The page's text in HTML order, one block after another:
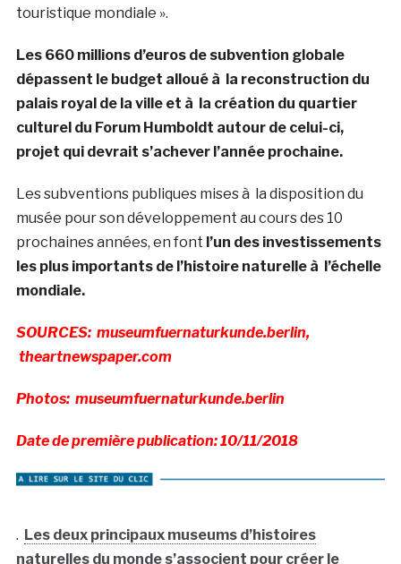
touristique mondiale ».
Les 660 millions d’euros de subvention globale
dépassent le budget alloué à la reconstruction du
palais royal de la ville et à la création du quartier
culturel du Forum Humboldt autour de celui-ci,
projet qui devrait s’achever l’année prochaine.
Les subventions publiques mises à la disposition du
musée pour son développement au cours des 10
prochaines années, en font l’un des investissements
les plus importants de l’histoire naturelle à l’échelle
mondiale.
SOURCES: museumfuernaturkunde.berlin,
theartnewspaper.com
Photos: museumfuernaturkunde.berlin
Date de première publication: 10/11/2018
. Les deux principaux museums d’histoires
naturelles du monde s’associent pour créer le